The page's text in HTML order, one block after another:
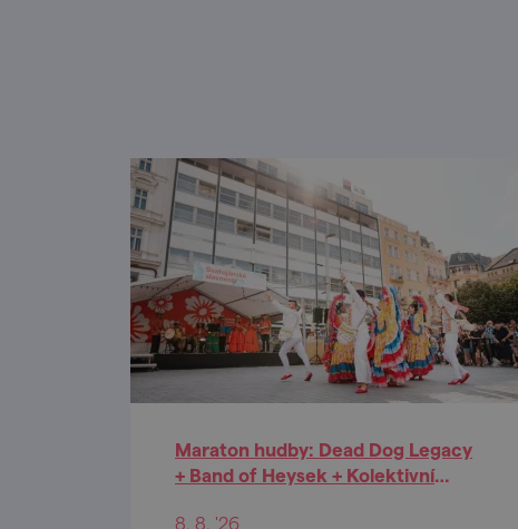
Maraton hudby: Dead Dog Legacy
+ Band of Heysek + Kolektivní
8. 8. '26